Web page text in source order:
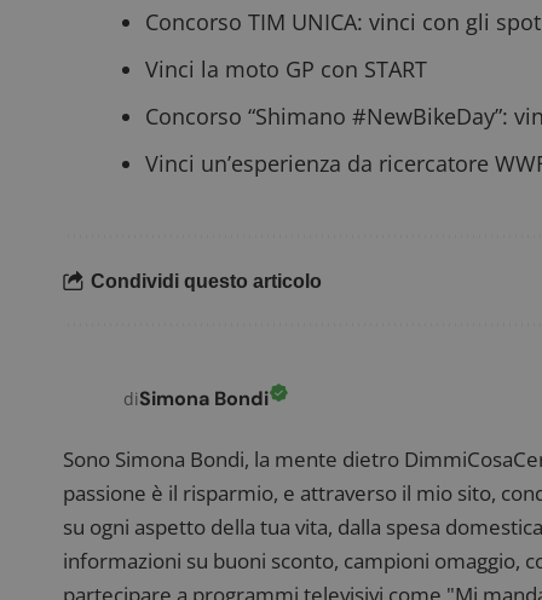
Concorso TIM UNICA: vinci con gli
Vinci la moto GP con START
Concorso “Shimano #NewBikeDay”:
Vinci un’esperienza da ricercatore
Condividi questo articolo
diSimona Bondi
Sono Simona Bondi, la mente dietro
passione è il risparmio, e attraverso il mio sito,
su ogni aspetto della tua vita, dalla spesa
informazioni su buoni sconto, campioni omaggio,
FCCDCF
Nome